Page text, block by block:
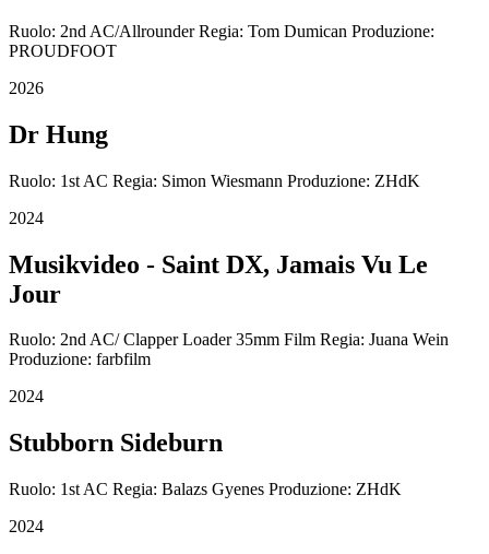
Ruolo: 2nd AC/Allrounder Regia: Tom Dumican Produzione:
PROUDFOOT
2026
Dr Hung
Ruolo: 1st AC Regia: Simon Wiesmann Produzione: ZHdK
2024
Musikvideo - Saint DX, Jamais Vu Le
Jour
Ruolo: 2nd AC/ Clapper Loader 35mm Film Regia: Juana Wein
Produzione: farbfilm
2024
Stubborn Sideburn
Ruolo: 1st AC Regia: Balazs Gyenes Produzione: ZHdK
2024